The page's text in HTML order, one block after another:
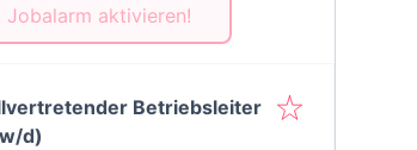
Jobalarm aktivieren!
Betriebsleiter
d)